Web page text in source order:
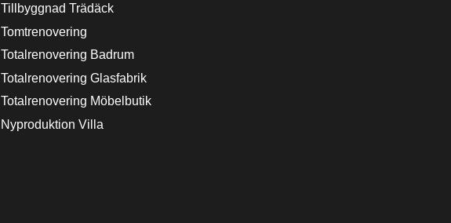
Tillbyggnad Trädäck
Tomtrenovering
Totalrenovering Badrum
Totalrenovering Glasfabrik
Totalrenovering Möbelbutik
Nyproduktion Villa